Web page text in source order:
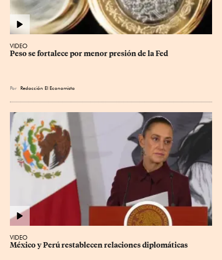
VIDEO
Peso se fortalece por menor presión de la Fed
Por Redacción El Economista
VIDEO
México y Perú restablecen relaciones diplomáticas